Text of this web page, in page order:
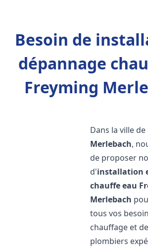
Besoin de
dépannage
Freyming
Dans la ville de
Merlebach,
de proposer
d'installation
chauffe eau
Merlebach
tous vos
chauffage et
plombiers